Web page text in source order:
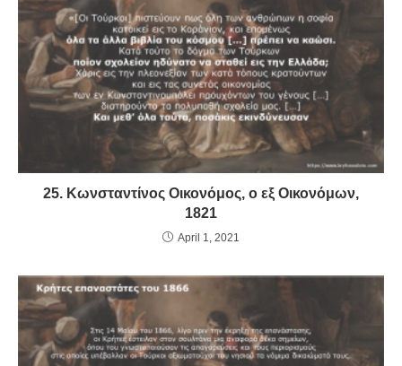
o
k
p
dl
y
25. Κωνσταντίνος Οικονόμος, ο εξ Οικονόμων,
1821
April 1, 2021